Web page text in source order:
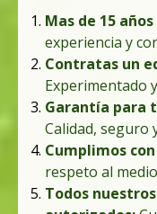
Mas de 15
experiencia y
Contratas un
Experimentado
Garantía para
Calidad, seguro
Cumplimos
respeto al
Todos